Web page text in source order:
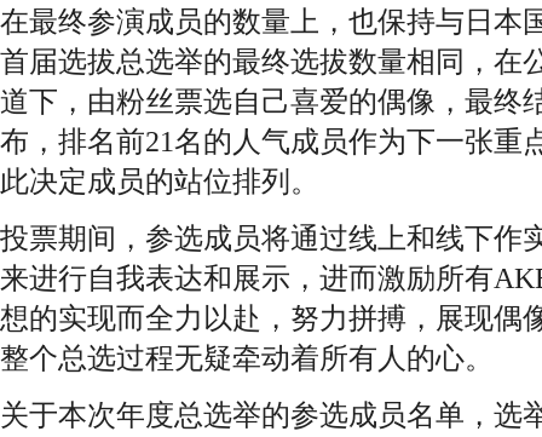
在最终参演成员的数量上，也保持与日本
首届选拔总选举的最终选拔数量相同，在
道下，由粉丝票选自己喜爱的偶像，最终
布，排名前21名的人气成员作为下一张重
此决定成员的站位排列。
投票期间，参选成员将通过线上和线下作
来进行自我表达和展示，进而激励所有
想的实现而全力以赴，努力拼搏，展现偶
整个总选过程无疑牵动着所有人的心。
关于本次年度总选举的参选成员名单，选